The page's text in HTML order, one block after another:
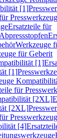
[1]
Ersatzteile für
Abpressstopfen
Werkzeuge
für Geberit
[1]
[1]
für
[2XL]
[2XL]
[4]